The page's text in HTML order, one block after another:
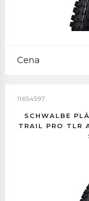
Cena
11654597
SCHWALBE
TRAIL PRO TLR